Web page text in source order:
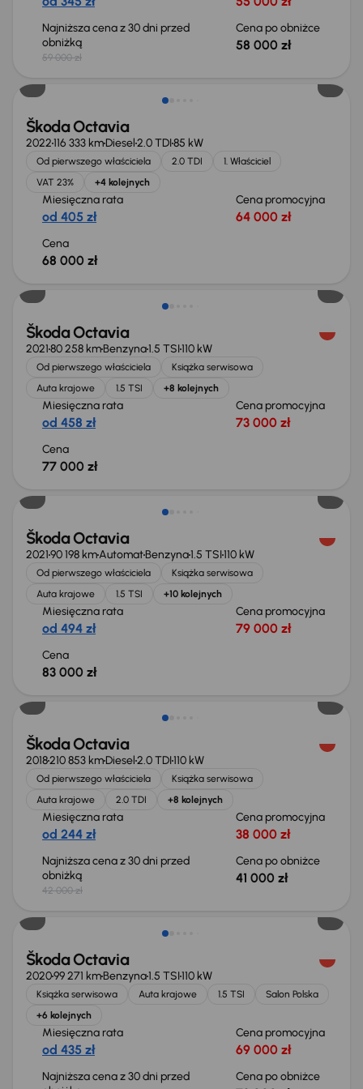
Najniższa cena z 30 dni przed
obniżką
59 000 zł
Cena po obniżce
58 000 zł
Możliwość odliczenia VAT
Škoda Octavia
2022116 333 kmDiesel2.0 TDI85 kW
Od pierwszego właściciela 2.0 TDI
1. Właściciel
VAT 23%
+4 kolejnych
Miesięczna rata
od 405 zł
Cena promocyjna
64 000 zł
Cena
68 000 zł
Możliwość odliczenia VAT
Škoda Octavia
202180 258 kmBenzyna1.5 TSI110 kW
Od pierwszego właściciela
Książka serwisowa
Auta krajowe
1.5 TSI +8 kolejnych
Miesięczna rata
od 458 zł
Cena promocyjna
73 000 zł
Cena
77 000 zł
Škoda Octavia
202190 198 kmAutomatBenzyna1.5 TSI110 kW
Od pierwszego właściciela
Książka serwisowa
Auta krajowe
1.5 TSI +10 kolejnych
Miesięczna rata
od 494 zł
Cena promocyjna
79 000 zł
Cena
83 000 zł
Taniej o 1 000 zł
Škoda Octavia
2018210 853 kmDiesel2.0 TDI110 kW
Od pierwszego właściciela
Książka serwisowa
Auta krajowe
2.0 TDI +8 kolejnych
Miesięczna rata
od 244 zł
Cena promocyjna
38 000 zł
Najniższa cena z 30 dni przed
obniżką
42 000 zł
Cena po obniżce
41 000 zł
Taniej o 1 000 zł
Škoda Octavia
202099 271 kmBenzyna1.5 TSI110 kW
Książka serwisowa Auta krajowe 1.5 TSI
Salon Polska
+6 kolejnych
Miesięczna rata
od 435 zł
Cena promocyjna
69 000 zł
Najniższa cena z 30 dni przed
Cena po obniżce